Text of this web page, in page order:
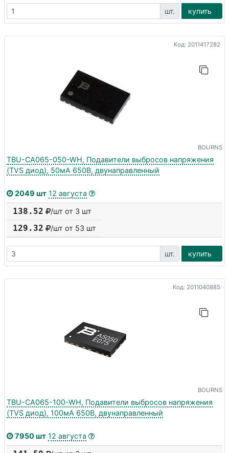
шт. купить
Код: 2011417282
BOURNS
TBU-CA065-050-WH, Подавители выбросов напряжения
(TVS диод), 50мА 650В, двунаправленный
2049 шт 12 августа
138.52 /шт от 3 шт
129.32 /шт от 53 шт
шт. купить
Код: 2011040885
BOURNS
TBU-CA065-100-WH, Подавители выбросов напряжения
(TVS диод), 100мА 650В, двунаправленный
7950 шт 12 августа